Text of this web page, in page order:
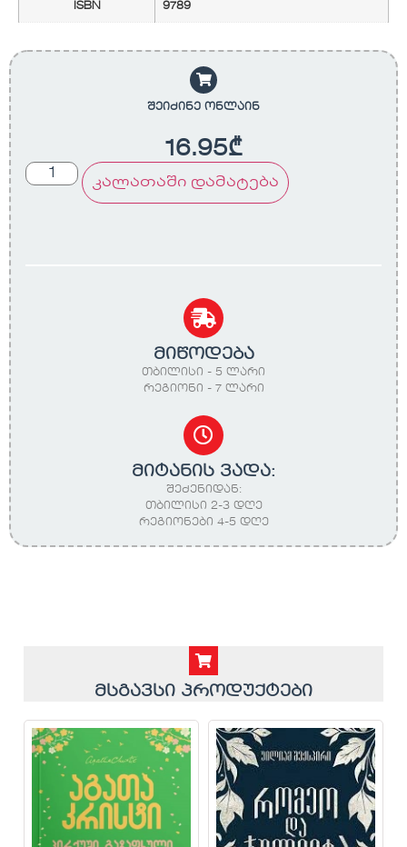
ISBN 9789
შეიძინე ონლაინ
16.95₾
კალათაში დამატება
მიწოდება
თბილისი - 5 ლარი
რეგიონი - 7 ლარი
მიტანის ვადა:
შეძენიდან:
თბილისი 2-3 დღე
რეგიონები 4-5 დღე
მსგავსი პროდუქტები